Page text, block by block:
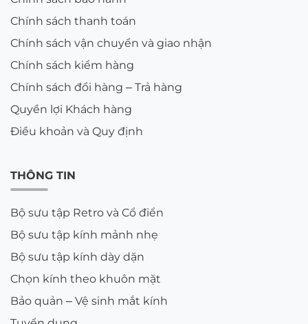
Chính sách thanh toán
Chính sách vận chuyển và giao nhận
Chính sách kiểm hàng
Chính sách đổi hàng – Trả hàng
Quyền lợi Khách hàng
Điều khoản và Quy định
THÔNG TIN
Bộ sưu tập Retro và Cổ điển
Bộ sưu tập kính mảnh nhẹ
Bộ sưu tập kính dày dặn
Chọn kính theo khuôn mặt
Bảo quản – Vệ sinh mắt kính